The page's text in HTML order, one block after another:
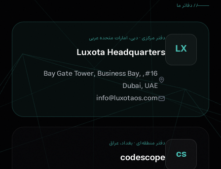
// دفاتر ما
LX
دفتر مرکزی · دبی، امارات متحده عربی
Luxota Headquarters
#16, Bay Gate Tower, Business Bay,
Dubai, UAE
info@luxotaos.com
cs
دفتر منطقه‌ای · بغداد، عراق
codescope